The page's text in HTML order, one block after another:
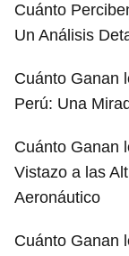
Cuánto
Un Análisis
Cuánto Ganan
Perú: Una
Cuánto Ganan
Vistazo a las
Aeronáutico
Cuánto Ganan